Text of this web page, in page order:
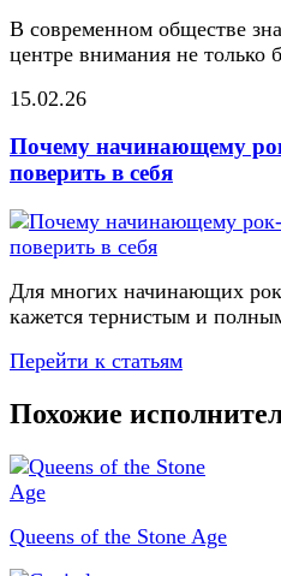
В современном обществе
центре внимания не только
15.02.26
Почему начинающему
поверить в себя
Для многих начинающих
кажется тернистым и
Перейти к статьям
Похожие
Queens of the Stone Age